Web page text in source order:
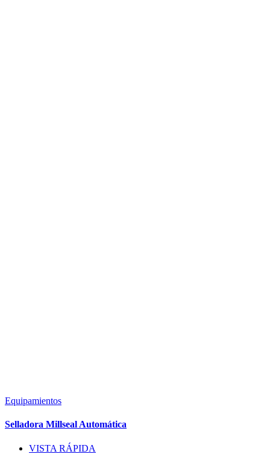
Equipamientos
Selladora Millseal Automática
VISTA RÁPIDA